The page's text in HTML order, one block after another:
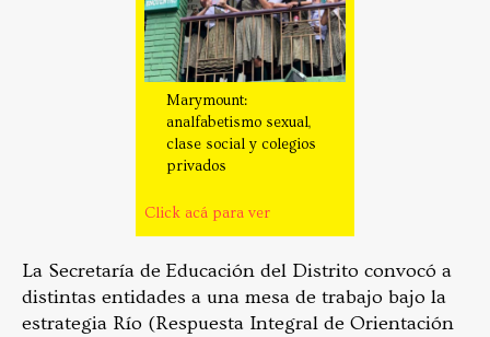
Marymount:
analfabetismo sexual,
clase social y colegios
privados
Click acá para ver
La Secretaría de Educación del Distrito convocó a
distintas entidades a una mesa de trabajo bajo la
estrategia Río (Respuesta Integral de Orientación